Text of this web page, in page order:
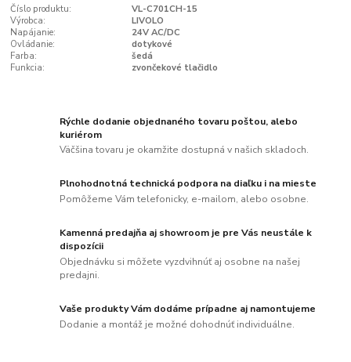
Číslo produktu:
VL-C701CH-15
Výrobca:
LIVOLO
Napájanie:
24V AC/DC
Ovládanie:
dotykové
Farba:
šedá
Funkcia:
zvončekové tlačidlo
Rýchle dodanie objednaného tovaru poštou, alebo
kuriérom
Väčšina tovaru je okamžite dostupná v našich skladoch.
Plnohodnotná technická podpora na diaľku i na mieste
Pomôžeme Vám telefonicky, e-mailom, alebo osobne.
Kamenná predajňa aj showroom je pre Vás neustále k
dispozícii
Objednávku si môžete vyzdvihnúť aj osobne na našej
predajni.
Vaše produkty Vám dodáme prípadne aj namontujeme
Dodanie a montáž je možné dohodnúť individuálne.